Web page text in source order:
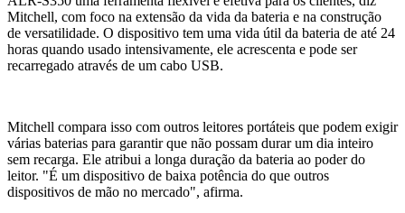
Mitchell, com foco na extensão da vida da bateria e na construção
de versatilidade. O dispositivo tem uma vida útil da bateria de até 24
horas quando usado intensivamente, ele acrescenta e pode ser
recarregado através de um cabo USB.
Mitchell compara isso com outros leitores portáteis que podem exigir
várias baterias para garantir que não possam durar um dia inteiro
sem recarga. Ele atribui a longa duração da bateria ao poder do
leitor. "É um dispositivo de baixa potência do que outros
dispositivos de mão no mercado", afirma.